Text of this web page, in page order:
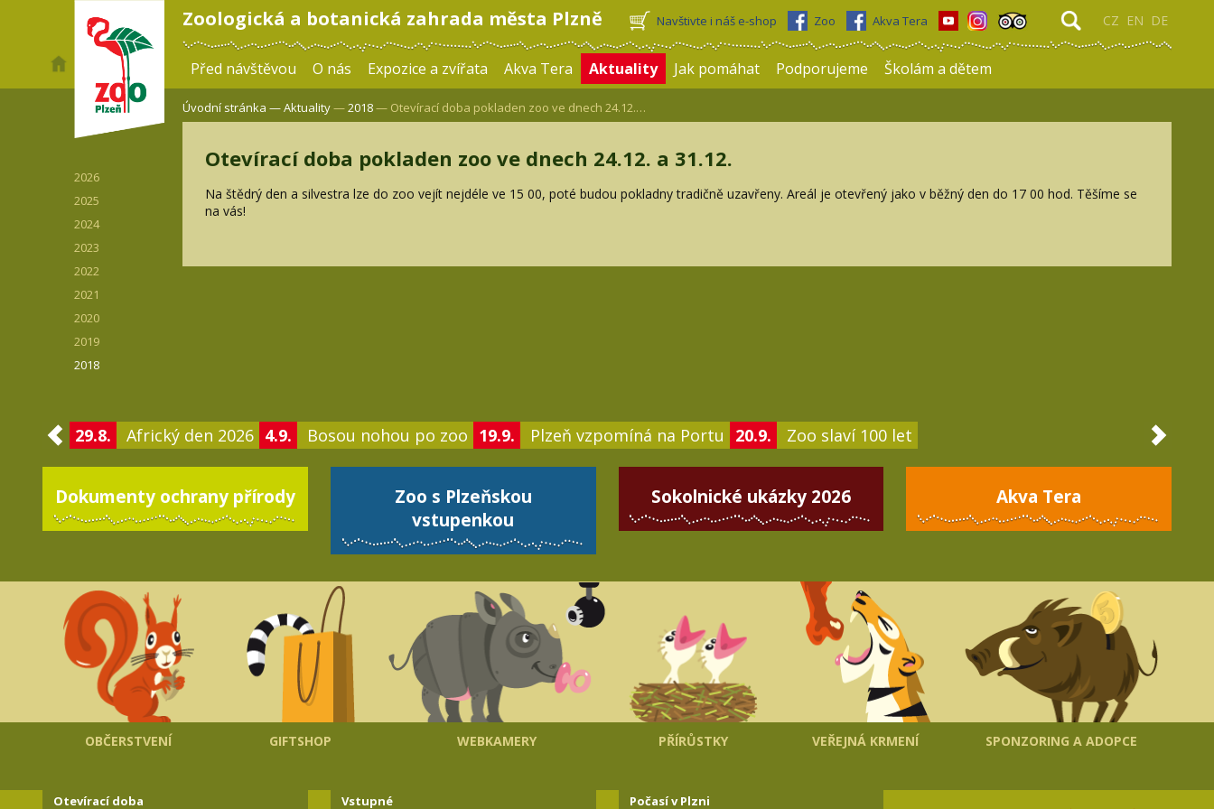
Zoologická a botanická zahrada města Plzně CZ EN DE
Navštivte i náš e-shop Zoo Akva Tera
Před návštěvou O nás Expozice a zvířata Akva Tera Aktuality Jak pomáhat Podporujeme Školám a dětem
2026
2025
2024
2023
2022
2021
2020
2019
2018
Úvodní stránka —Aktuality—2018— Otevírací doba pokladen zoo ve dnech 24.12.…
Otevírací doba pokladen zoo ve dnech 24.12. a 31.12.
Na štědrý den a silvestra lze do zoo vejít nejdéle ve 15 00, poté budou pokladny tradičně uzavřeny. Areál je otevřený jako v běžný den do 17 00 hod. Těšíme se
na vás!
29.8. Africký den 2026 4.9. Bosou nohou po zoo 19.9. Plzeň vzpomíná na Portu 20.9. Zoo slaví 100 let
Dokumenty ochrany přírody
Zoo s Plzeňskou
vstupenkou
Sokolnické ukázky 2026 Akva Tera
OBČERSTVENÍ GIFTSHOP WEBKAMERY PŘÍRŮSTKY VEŘEJNÁ KRMENÍ SPONZORING A ADOPCE
Otevírací doba Vstupné Počasí v Plzni